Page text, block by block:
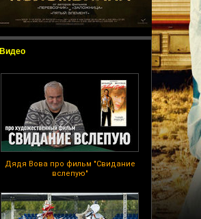
Видео
Дядя Вова про фильм "Свидание
вслепую"